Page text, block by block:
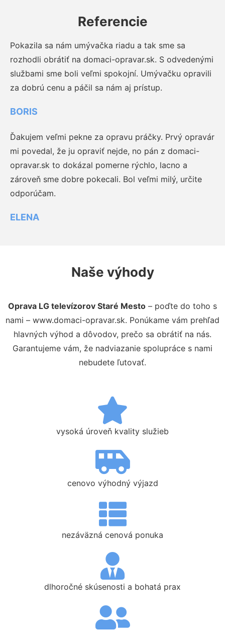
Referencie
Pokazila sa nám umývačka riadu a tak sme sa
rozhodli obrátiť na domaci-opravar.sk. S odvedenými
službami sme boli veľmi spokojní. Umývačku opravili
za dobrú cenu a páčil sa nám aj prístup.
BORIS
Ďakujem veľmi pekne za opravu práčky. Prvý opravár
mi povedal, že ju opraviť nejde, no pán z domaci-
opravar.sk to dokázal pomerne rýchlo, lacno a
zároveň sme dobre pokecali. Bol veľmi milý, určite
odporúčam.
ELENA
Naše výhody
Oprava LG televízorov Staré Mesto – poďte do toho s
nami – www.domaci-opravar.sk. Ponúkame vám prehľad
hlavných výhod a dôvodov, prečo sa obrátiť na nás.
Garantujeme vám, že nadviazanie spolupráce s nami
nebudete ľutovať.
vysoká úroveň kvality služieb
cenovo výhodný výjazd
nezáväzná cenová ponuka
dlhoročné skúsenosti a bohatá prax